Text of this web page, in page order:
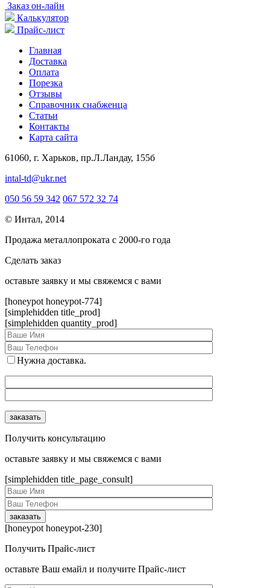
Заказ он-лайн
Калькулятор
Прайс-лист
Главная
Доставка
Оплата
Порезка
Отзывы
Справочник снабженца
Статьи
Контакты
Карта сайта
61060, г. Харьков, пр.Л.Ландау, 155б
intal-td@ukr.net
050 56 59 342 067 572 32 74
© Интал, 2014
Продажа металлопроката с 2000-го года
Сделать заказ
оcтавьте заявку и мы свяжемся с вами
[honeypot honeypot-774]
[simplehidden title_prod]
[simplehidden quantity_prod]
Нужна доставка.
Получить консультацию
оcтавьте заявку и мы свяжемся с вами
[simplehidden title_page_consult]
[honeypot honeypot-230]
Получить Прайс-лист
оcтавьте Ваш емайл и получите Прайс-лист